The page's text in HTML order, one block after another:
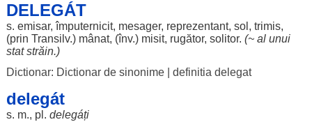
DELEGÁT
s. emisar,împuternicit, mesager, reprezentant, sol , trimis,
(prin Transilv.) mânat, (înv.) misit, rugător, solitor. (~ al unui
stat străin.)
Dictionar: Dictionar de sinonime| definitia delegat
delegát
s. m., pl. delegáți